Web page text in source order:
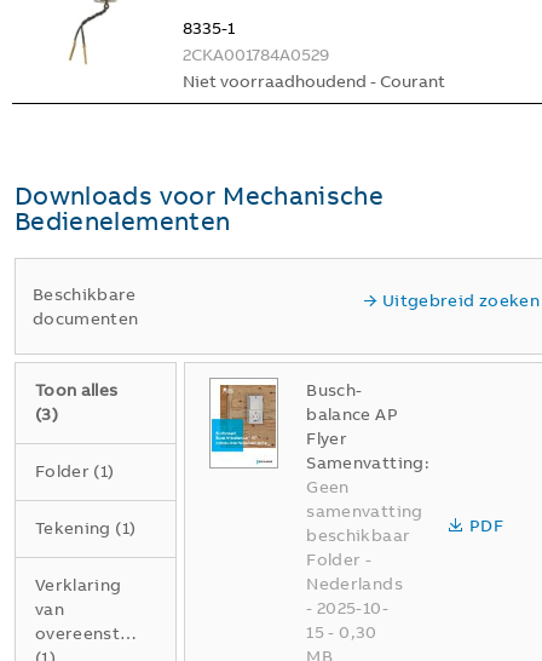
8335-1
2CKA001784A0529
Niet voorraadhoudend - Courant
Downloads voor Mechanische
Bedienelementen
Beschikbare
documenten
Uitgebreid zoeken
Toon alles
(3)
Folder (1)
Tekening (1)
Verklaring
van
overeenstemming
Busch-
balance AP
Flyer
Samenvatting:
Geen
samenvatting
beschikbaar
Folder -
Nederlands
-2025-10-
15 - 0,30
MB
PDF